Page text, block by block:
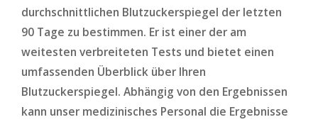
durchschnittlichen Blutzuckerspiegel der letzten
90 Tage zu bestimmen. Er ist einer der am
weitesten verbreiteten Tests und bietet einen
umfassenden Überblick über Ihren
Blutzuckerspiegel. Abhängig von den Ergebnissen
kann unser medizinisches Personal die Ergebnisse